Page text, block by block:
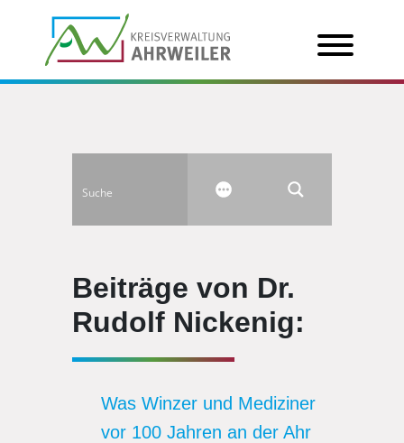
Beiträge von Dr.
Rudolf Nickenig:
Was Winzer und Mediziner
vor 100 Jahren an der Ahr